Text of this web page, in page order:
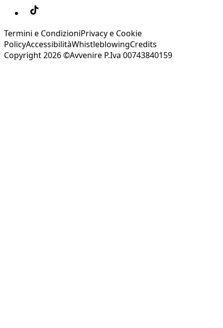
Termini e CondizioniPrivacy e Cookie
PolicyAccessibilitàWhistleblowingCredits
Copyright 2026 ©Avvenire P.Iva 00743840159